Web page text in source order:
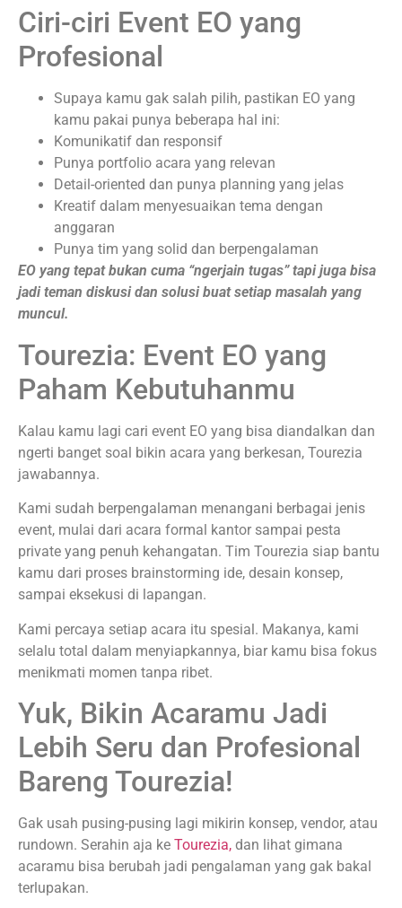
Ciri-ciri Event EO yang
Profesional
Supaya kamu gak salah pilih, pastikan EO yang
kamu pakai punya beberapa hal ini:
Komunikatif dan responsif
Punya portfolio acara yang relevan
Detail-oriented dan punya planning yang jelas
Kreatif dalam menyesuaikan tema dengan
anggaran
Punya tim yang solid dan berpengalaman
EO yang tepat bukan cuma “ngerjain tugas” tapi juga bisa
jadi teman diskusi dan solusi buat setiap masalah yang
muncul.
Tourezia: Event EO yang
Paham Kebutuhanmu
Kalau kamu lagi cari event EO yang bisa diandalkan dan
ngerti banget soal bikin acara yang berkesan, Tourezia
jawabannya.
Kami sudah berpengalaman menangani berbagai jenis
event, mulai dari acara formal kantor sampai pesta
private yang penuh kehangatan. Tim Tourezia siap bantu
kamu dari proses brainstorming ide, desain konsep,
sampai eksekusi di lapangan.
Kami percaya setiap acara itu spesial. Makanya, kami
selalu total dalam menyiapkannya, biar kamu bisa fokus
menikmati momen tanpa ribet.
Yuk, Bikin Acaramu Jadi
Lebih Seru dan Profesional
Bareng Tourezia!
Gak usah pusing-pusing lagi mikirin konsep, vendor, atau
rundown. Serahin aja ke Tourezia, dan lihat gimana
acaramu bisa berubah jadi pengalaman yang gak bakal
terlupakan.